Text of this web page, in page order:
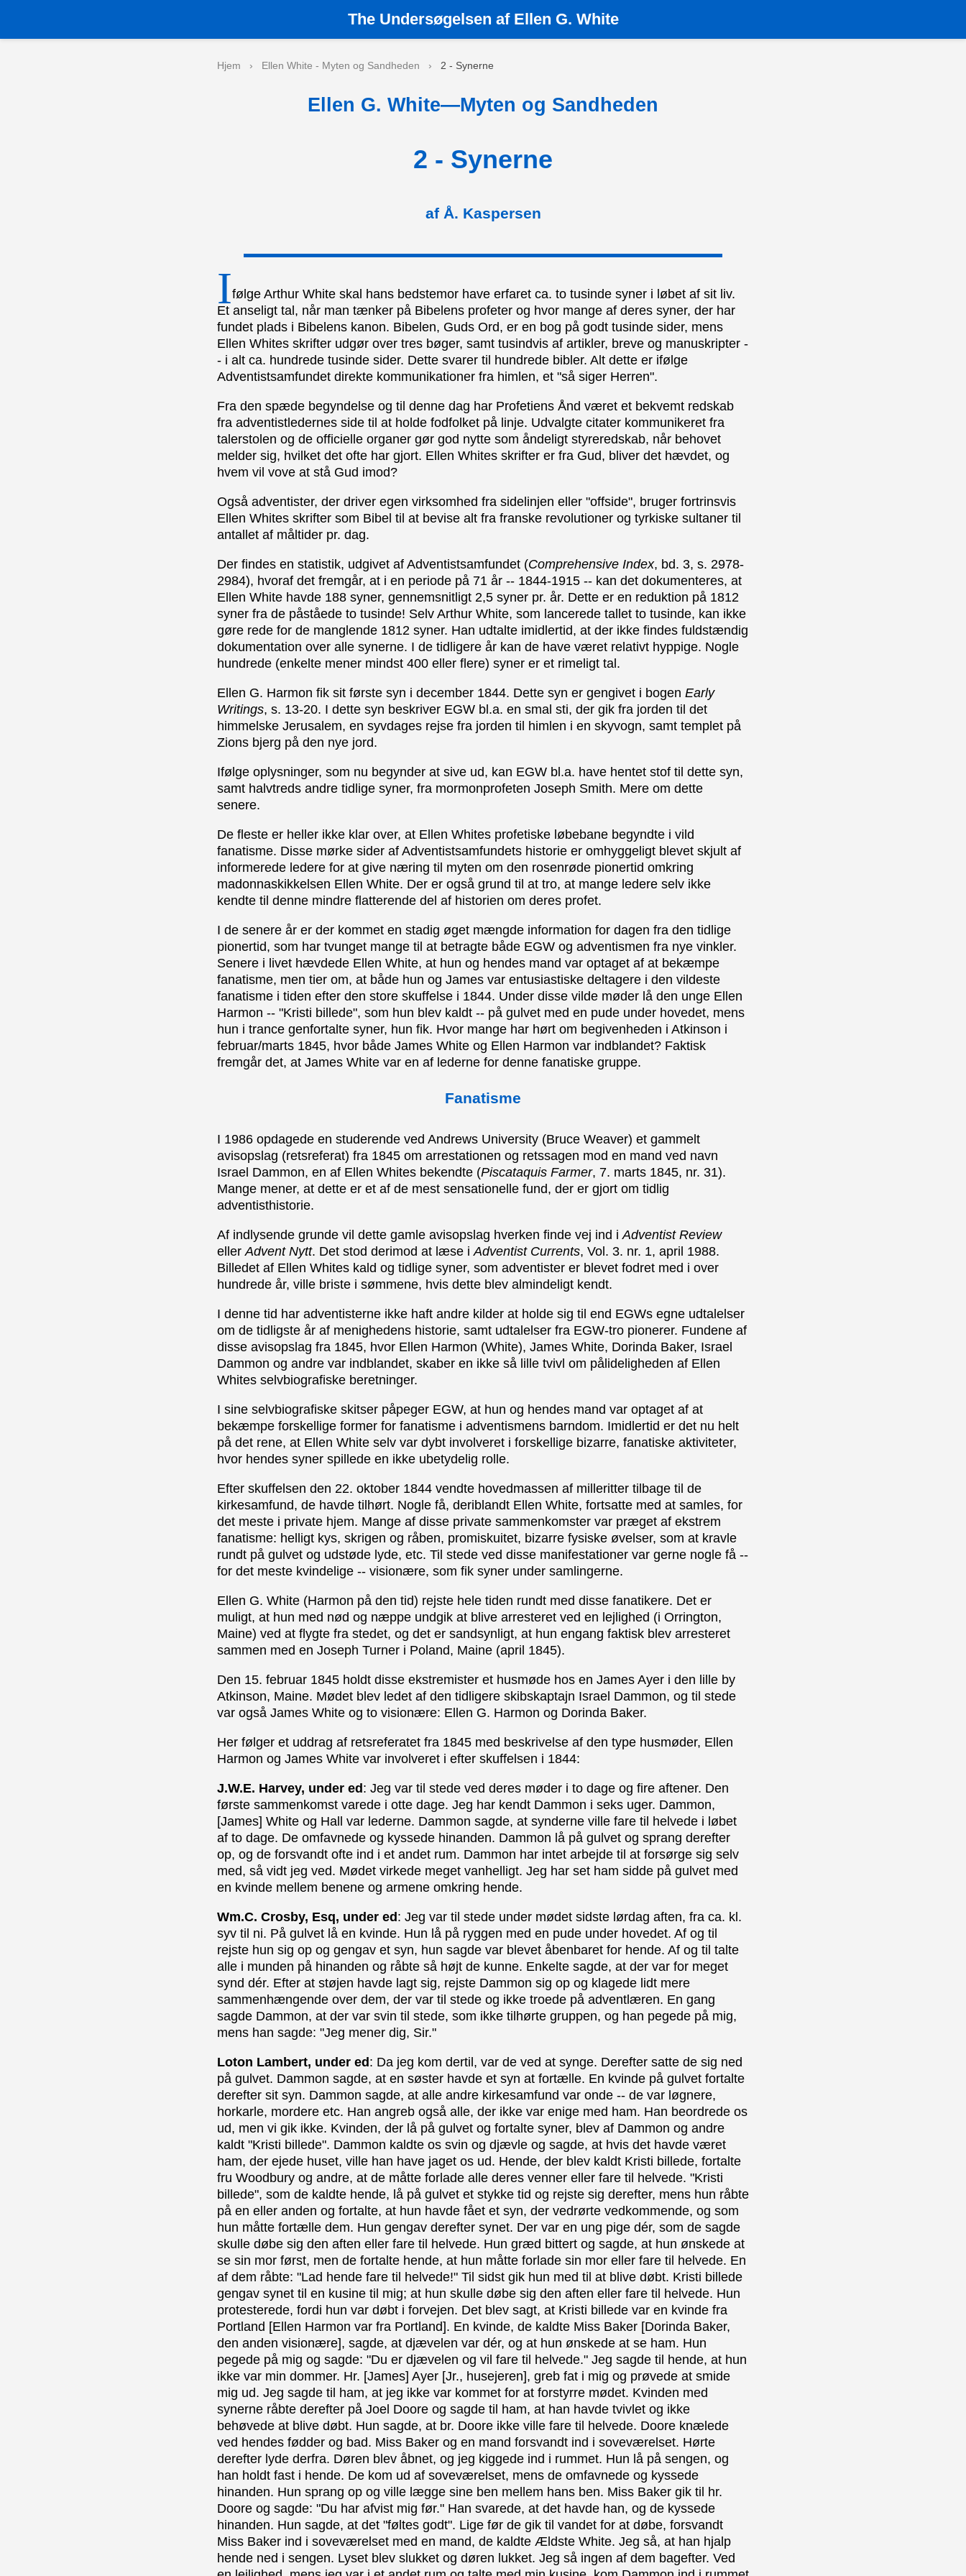
Hjem › Ellen White - Myten og Sandheden › 2 - Synerne
The Undersøgelsen af Ellen G. White
Ellen G. White—Myten og Sandheden
2 - Synerne
af Å. Kaspersen
Ifølge Arthur White skal hans bedstemor have erfaret ca. to tusinde syner i løbet af sit liv.
Et anseligt tal, når man tænker på Bibelens profeter og hvor mange af deres syner, der har
fundet plads i Bibelens kanon. Bibelen, Guds Ord, er en bog på godt tusinde sider, mens
Ellen Whites skrifter udgør over tres bøger, samt tusindvis af artikler, breve og manuskripter -
- i alt ca. hundrede tusinde sider. Dette svarer til hundrede bibler. Alt dette er ifølge
Adventistsamfundet direkte kommunikationer fra himlen, et "så siger Herren".
Fra den spæde begyndelse og til denne dag har Profetiens Ånd været et bekvemt redskab
fra adventistledernes side til at holde fodfolket på linje. Udvalgte citater kommunikeret fra
talerstolen og de officielle organer gør god nytte som åndeligt styreredskab, når behovet
melder sig, hvilket det ofte har gjort. Ellen Whites skrifter er fra Gud, bliver det hævdet, og
hvem vil vove at stå Gud imod?
Også adventister, der driver egen virksomhed fra sidelinjen eller "offside", bruger fortrinsvis
Ellen Whites skrifter som Bibel til at bevise alt fra franske revolutioner og tyrkiske sultaner til
antallet af måltider pr. dag.
Der findes en statistik, udgivet af Adventistsamfundet (Comprehensive Index, bd. 3, s. 2978-
2984), hvoraf det fremgår, at i en periode på 71 år -- 1844-1915 -- kan det dokumenteres, at
Ellen White havde 188 syner, gennemsnitligt 2,5 syner pr. år. Dette er en reduktion på 1812
syner fra de påståede to tusinde! Selv Arthur White, som lancerede tallet to tusinde, kan ikke
gøre rede for de manglende 1812 syner. Han udtalte imidlertid, at der ikke findes fuldstændig
dokumentation over alle synerne. I de tidligere år kan de have været relativt hyppige. Nogle
hundrede (enkelte mener mindst 400 eller flere) syner er et rimeligt tal.
Ellen G. Harmon fik sit første syn i december 1844. Dette syn er gengivet i bogen Early
Writings, s. 13-20. I dette syn beskriver EGW bl.a. en smal sti, der gik fra jorden til det
himmelske Jerusalem, en syvdages rejse fra jorden til himlen i en skyvogn, samt templet på
Zions bjerg på den nye jord.
Ifølge oplysninger, som nu begynder at sive ud, kan EGW bl.a. have hentet stof til dette syn,
samt halvtreds andre tidlige syner, fra mormonprofeten Joseph Smith. Mere om dette
senere.
De fleste er heller ikke klar over, at Ellen Whites profetiske løbebane begyndte i vild
fanatisme. Disse mørke sider af Adventistsamfundets historie er omhyggeligt blevet skjult af
informerede ledere for at give næring til myten om den rosenrøde pionertid omkring
madonnaskikkelsen Ellen White. Der er også grund til at tro, at mange ledere selv ikke
kendte til denne mindre flatterende del af historien om deres profet.
I de senere år er der kommet en stadig øget mængde information for dagen fra den tidlige
pionertid, som har tvunget mange til at betragte både EGW og adventismen fra nye vinkler.
Senere i livet hævdede Ellen White, at hun og hendes mand var optaget af at bekæmpe
fanatisme, men tier om, at både hun og James var entusiastiske deltagere i den vildeste
fanatisme i tiden efter den store skuffelse i 1844. Under disse vilde møder lå den unge Ellen
Harmon -- "Kristi billede", som hun blev kaldt -- på gulvet med en pude under hovedet, mens
hun i trance genfortalte syner, hun fik. Hvor mange har hørt om begivenheden i Atkinson i
februar/marts 1845, hvor både James White og Ellen Harmon var indblandet? Faktisk
fremgår det, at James White var en af lederne for denne fanatiske gruppe.
Fanatisme
I 1986 opdagede en studerende ved Andrews University (Bruce Weaver) et gammelt
avisopslag (retsreferat) fra 1845 om arrestationen og retssagen mod en mand ved navn
Israel Dammon, en af Ellen Whites bekendte (Piscataquis Farmer, 7. marts 1845, nr. 31).
Mange mener, at dette er et af de mest sensationelle fund, der er gjort om tidlig
adventisthistorie.
Af indlysende grunde vil dette gamle avisopslag hverken finde vej ind i Adventist Review
eller Advent Nytt. Det stod derimod at læse i Adventist Currents, Vol. 3. nr. 1, april 1988.
Billedet af Ellen Whites kald og tidlige syner, som adventister er blevet fodret med i over
hundrede år, ville briste i sømmene, hvis dette blev almindeligt kendt.
I denne tid har adventisterne ikke haft andre kilder at holde sig til end EGWs egne udtalelser
om de tidligste år af menighedens historie, samt udtalelser fra EGW-tro pionerer. Fundene af
disse avisopslag fra 1845, hvor Ellen Harmon (White), James White, Dorinda Baker, Israel
Dammon og andre var indblandet, skaber en ikke så lille tvivl om pålideligheden af Ellen
Whites selvbiografiske beretninger.
I sine selvbiografiske skitser påpeger EGW, at hun og hendes mand var optaget af at
bekæmpe forskellige former for fanatisme i adventismens barndom. Imidlertid er det nu helt
på det rene, at Ellen White selv var dybt involveret i forskellige bizarre, fanatiske aktiviteter,
hvor hendes syner spillede en ikke ubetydelig rolle.
Efter skuffelsen den 22. oktober 1844 vendte hovedmassen af milleritter tilbage til de
kirkesamfund, de havde tilhørt. Nogle få, deriblandt Ellen White, fortsatte med at samles, for
det meste i private hjem. Mange af disse private sammenkomster var præget af ekstrem
fanatisme: helligt kys, skrigen og råben, promiskuitet, bizarre fysiske øvelser, som at kravle
rundt på gulvet og udstøde lyde, etc. Til stede ved disse manifestationer var gerne nogle få --
for det meste kvindelige -- visionære, som fik syner under samlingerne.
Ellen G. White (Harmon på den tid) rejste hele tiden rundt med disse fanatikere. Det er
muligt, at hun med nød og næppe undgik at blive arresteret ved en lejlighed (i Orrington,
Maine) ved at flygte fra stedet, og det er sandsynligt, at hun engang faktisk blev arresteret
sammen med en Joseph Turner i Poland, Maine (april 1845).
Den 15. februar 1845 holdt disse ekstremister et husmøde hos en James Ayer i den lille by
Atkinson, Maine. Mødet blev ledet af den tidligere skibskaptajn Israel Dammon, og til stede
var også James White og to visionære: Ellen G. Harmon og Dorinda Baker.
Her følger et uddrag af retsreferatet fra 1845 med beskrivelse af den type husmøder, Ellen
Harmon og James White var involveret i efter skuffelsen i 1844:
J.W.E. Harvey, under ed: Jeg var til stede ved deres møder i to dage og fire aftener. Den
første sammenkomst varede i otte dage. Jeg har kendt Dammon i seks uger. Dammon,
[James] White og Hall var lederne. Dammon sagde, at synderne ville fare til helvede i løbet
af to dage. De omfavnede og kyssede hinanden. Dammon lå på gulvet og sprang derefter
op, og de forsvandt ofte ind i et andet rum. Dammon har intet arbejde til at forsørge sig selv
med, så vidt jeg ved. Mødet virkede meget vanhelligt. Jeg har set ham sidde på gulvet med
en kvinde mellem benene og armene omkring hende.
Wm.C. Crosby, Esq, under ed: Jeg var til stede under mødet sidste lørdag aften, fra ca. kl.
syv til ni. På gulvet lå en kvinde. Hun lå på ryggen med en pude under hovedet. Af og til
rejste hun sig op og gengav et syn, hun sagde var blevet åbenbaret for hende. Af og til talte
alle i munden på hinanden og råbte så højt de kunne. Enkelte sagde, at der var for meget
synd dér. Efter at støjen havde lagt sig, rejste Dammon sig op og klagede lidt mere
sammenhængende over dem, der var til stede og ikke troede på adventlæren. En gang
sagde Dammon, at der var svin til stede, som ikke tilhørte gruppen, og han pegede på mig,
mens han sagde: "Jeg mener dig, Sir."
Loton Lambert, under ed: Da jeg kom dertil, var de ved at synge. Derefter satte de sig ned
på gulvet. Dammon sagde, at en søster havde et syn at fortælle. En kvinde på gulvet fortalte
derefter sit syn. Dammon sagde, at alle andre kirkesamfund var onde -- de var løgnere,
horkarle, mordere etc. Han angreb også alle, der ikke var enige med ham. Han beordrede os
ud, men vi gik ikke. Kvinden, der lå på gulvet og fortalte syner, blev af Dammon og andre
kaldt "Kristi billede". Dammon kaldte os svin og djævle og sagde, at hvis det havde været
ham, der ejede huset, ville han have jaget os ud. Hende, der blev kaldt Kristi billede, fortalte
fru Woodbury og andre, at de måtte forlade alle deres venner eller fare til helvede. "Kristi
billede", som de kaldte hende, lå på gulvet et stykke tid og rejste sig derefter, mens hun råbte
på en eller anden og fortalte, at hun havde fået et syn, der vedrørte vedkommende, og som
hun måtte fortælle dem. Hun gengav derefter synet. Der var en ung pige dér, som de sagde
skulle døbe sig den aften eller fare til helvede. Hun græd bittert og sagde, at hun ønskede at
se sin mor først, men de fortalte hende, at hun måtte forlade sin mor eller fare til helvede. En
af dem råbte: "Lad hende fare til helvede!" Til sidst gik hun med til at blive døbt. Kristi billede
gengav synet til en kusine til mig; at hun skulle døbe sig den aften eller fare til helvede. Hun
protesterede, fordi hun var døbt i forvejen. Det blev sagt, at Kristi billede var en kvinde fra
Portland [Ellen Harmon var fra Portland]. En kvinde, de kaldte Miss Baker [Dorinda Baker,
den anden visionære], sagde, at djævelen var dér, og at hun ønskede at se ham. Hun
pegede på mig og sagde: "Du er djævelen og vil fare til helvede." Jeg sagde til hende, at hun
ikke var min dommer. Hr. [James] Ayer [Jr., husejeren], greb fat i mig og prøvede at smide
mig ud. Jeg sagde til ham, at jeg ikke var kommet for at forstyrre mødet. Kvinden med
synerne råbte derefter på Joel Doore og sagde til ham, at han havde tvivlet og ikke
behøvede at blive døbt. Hun sagde, at br. Doore ikke ville fare til helvede. Doore knælede
ved hendes fødder og bad. Miss Baker og en mand forsvandt ind i soveværelset. Hørte
derefter lyde derfra. Døren blev åbnet, og jeg kiggede ind i rummet. Hun lå på sengen, og
han holdt fast i hende. De kom ud af soveværelset, mens de omfavnede og kyssede
hinanden. Hun sprang op og ville lægge sine ben mellem hans ben. Miss Baker gik til hr.
Doore og sagde: "Du har afvist mig før." Han svarede, at det havde han, og de kyssede
hinanden. Hun sagde, at det "føltes godt". Lige før de gik til vandet for at døbe, forsvandt
Miss Baker ind i soveværelset med en mand, de kaldte Ældste White. Jeg så, at han hjalp
hende ned i sengen. Lyset blev slukket og døren lukket. Jeg så ingen af dem bagefter. Ved